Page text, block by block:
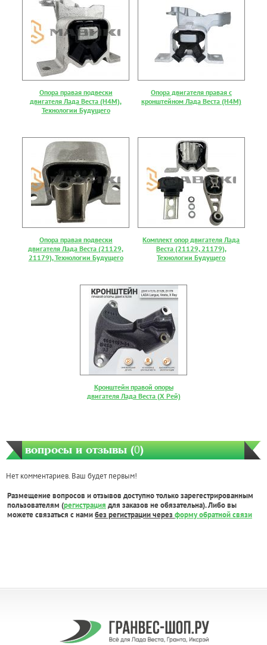
Опора правая подвески
двигателя Лада Веста (Н4М),
Технологии Будущего
Опора двигателя правая с
кронштейном Лада Веста (Н4М)
Опора правая подвески
двигателя Лада Веста (21129,
21179), Технологии Будущего
Комплект опор двигателя Лада
Веста (21129, 21179),
Технологии Будущего
Кронштейн правой опоры
двигателя Лада Веста (Х Рей)
вопросы и отзывы (0)
Нет комментариев. Ваш будет первым!
Размещение вопросов и отзывов доступно только зарегестрированным
пользователям (регистрация для заказов не обязательна). Либо вы
можете связаться с намибез регистрации через форму обратной связи